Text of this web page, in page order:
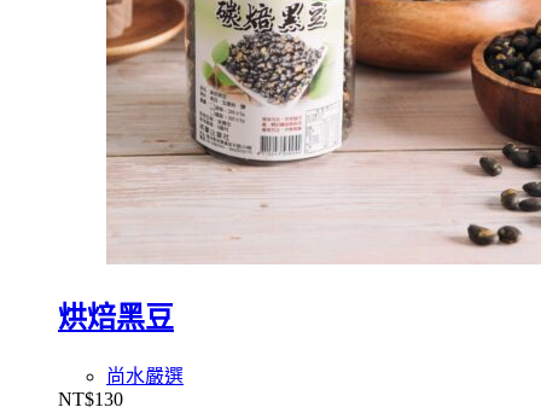
烘焙黑豆
尚水嚴選
NT$130